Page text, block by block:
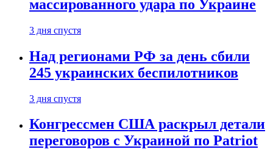
массированного удара по Украине
3 дня спустя
Над регионами РФ за день сбили
245 украинских беспилотников
3 дня спустя
Конгрессмен США раскрыл детали
переговоров с Украиной по Patriot